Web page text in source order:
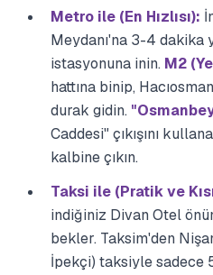
Metro ile (En Hızlısı):
Meydanı'na 3-4 dakika
istasyonuna inin. M2
hattına binip,
durak gidin.
Caddesi" çıkışını
kalbine çıkın.
Taksi ile (Pratik ve
indiğiniz Divan Otel
bekler. Taksim'den
İpekçi) taksiyle sadece